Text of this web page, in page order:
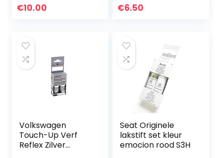
€10.00 €6.50
Volkswagen
Touch-Up Verf
Reflex Zilver
Seat Originele
lakstift set kleur
emocion rood S3H